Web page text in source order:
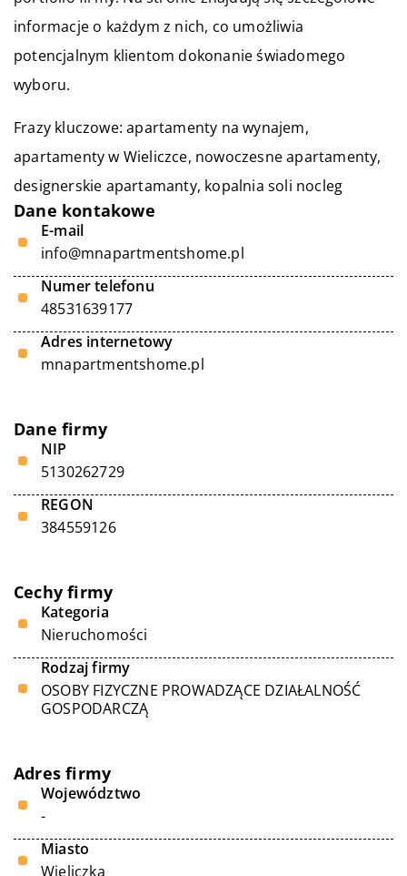
informacje o każdym z nich, co umożliwia
potencjalnym klientom dokonanie świadomego
wyboru.
Frazy kluczowe: apartamenty na wynajem,
apartamenty w Wieliczce, nowoczesne apartamenty,
designerskie apartamanty, kopalnia soli nocleg
Dane kontakowe
E-mail
info@mnapartmentshome.pl
Numer telefonu
48531639177
Adres internetowy
mnapartmentshome.pl
Dane firmy
NIP
5130262729
REGON
384559126
Cechy firmy
Kategoria
Nieruchomości
Rodzaj firmy
OSOBY FIZYCZNE PROWADZĄCE DZIAŁALNOŚĆ
GOSPODARCZĄ
Adres firmy
Województwo
-
Miasto
Wieliczka